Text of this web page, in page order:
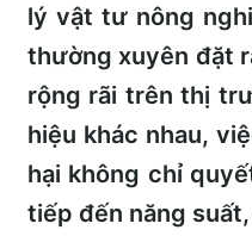
lý vật tư nông
thường xuyên đặt
rộng rãi trên thị
hiệu khác nhau,
hại không chỉ
tiếp đến năng